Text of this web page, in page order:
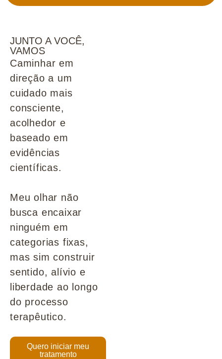
JUNTO A VOCÊ,
VAMOS
Caminhar em
direção a um
cuidado mais
consciente,
acolhedor e
baseado em
evidências
científicas.
Meu olhar não
busca encaixar
ninguém em
categorias fixas,
mas sim construir
sentido, alívio e
liberdade ao longo
do processo
terapêutico.
Quero iniciar meu
tratamento